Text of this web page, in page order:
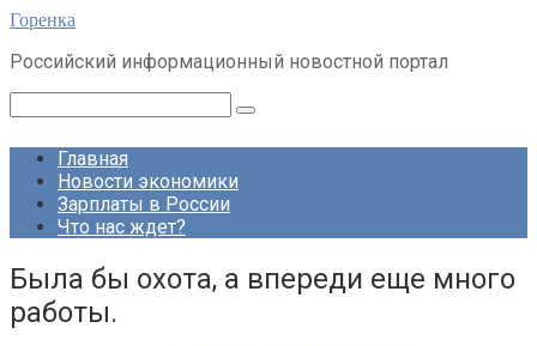
Перейти
контенту
Горенка
Российский информационный новостной портал
Главная
Новости экономики
Зарплаты в России
Что нас ждет?
Была бы охота, а впереди еще много
работы.